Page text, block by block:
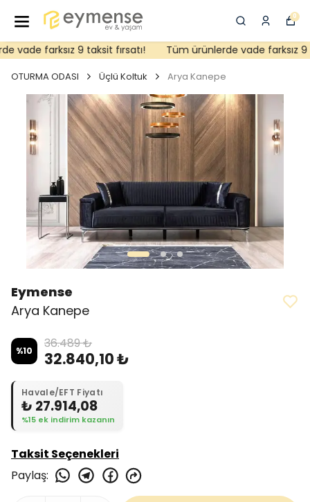
0
vade farksız 9 taksit fırsatı! Tüm ürünlerde vade farksız 9
OTURMA ODASI Üçlü Koltuk Arya Kanepe
Eymense
Arya Kanepe
%10 36.489 ₺
32.840,10 ₺
Havale/EFT Fiyatı
₺ 27.914,08
%15 ek indirim kazanın
Taksit Seçenekleri
Paylaş: